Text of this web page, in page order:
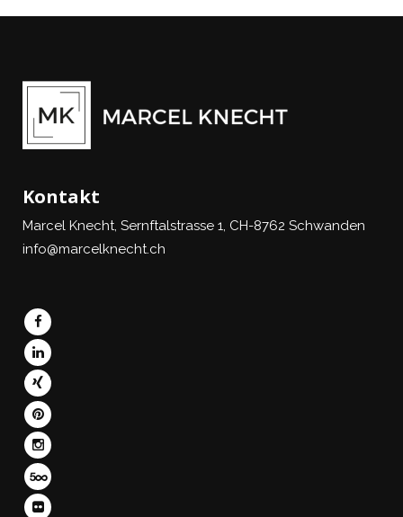
Kontakt
Marcel Knecht, Sernftalstrasse 1, CH-8762 Schwanden
info@marcelknecht.ch